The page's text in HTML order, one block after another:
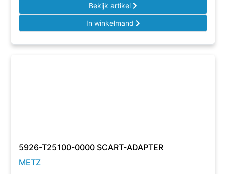
Bekijk artikel
In winkelmand
5926-T25100-0000 SCART-ADAPTER
METZ